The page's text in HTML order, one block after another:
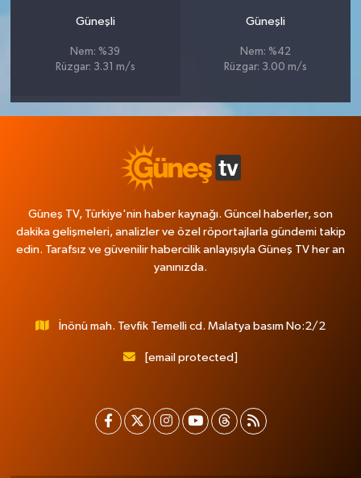
Güneşli
Nem: %39
Rüzgar: 3.31 m/s
Güneşli
Nem: %42
Rüzgar: 3.00 m/s
Güneş TV, Türkiye'nin haber kaynağı. Güncel haberler, son
dakika gelişmeleri, analizler ve özel röportajlarla gündemi takip
edin. Tarafsız ve güvenilir habercilik anlayışıyla Güneş TV her an
yanınızda.
İnönü mah. Tevfik Temelli cd. Malatya basım No:2/2
[email protected]